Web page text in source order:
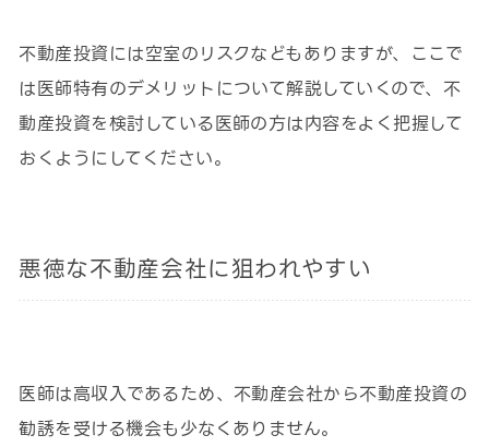
不動産投資には空室のリスクなどもありますが、ここで
は医師特有のデメリットについて解説していくので、不
動産投資を検討している医師の方は内容をよく把握して
おくようにしてください。
悪徳な不動産会社に狙われやすい
医師は高収入であるため、不動産会社から不動産投資の
勧誘を受ける機会も少なくありません。